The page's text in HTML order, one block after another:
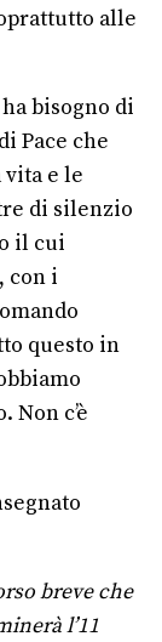
alle
bisogno di
Pace che
e le
di silenzio
il cui
con i
questo in
c’è
breve che
l’11